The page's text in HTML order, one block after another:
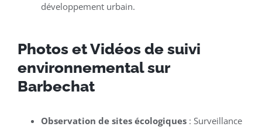
développement urbain.
Photos et Vidéos de suivi
environnemental sur
Barbechat
Observation de sites écologiques: Surveillance